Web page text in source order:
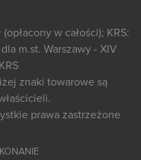
w całości); KRS:
m.st. Warszawy - XIV
znaki towarowe są
prawa zastrzeżone